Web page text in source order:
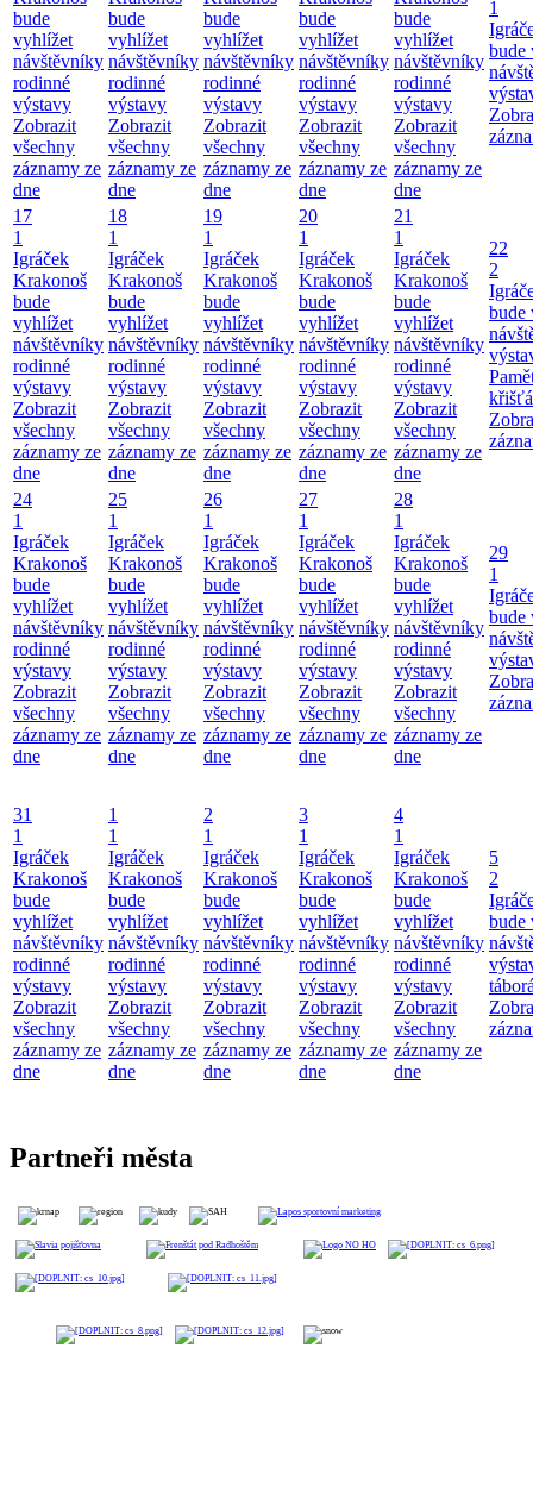
bude
vyhlížet
návštěvníky
rodinné
výstavy
Zobrazit
všechny
záznamy ze
dne
bude
vyhlížet
návštěvníky
rodinné
výstavy
Zobrazit
všechny
záznamy ze
dne
bude
vyhlížet
návštěvníky
rodinné
výstavy
Zobrazit
všechny
záznamy ze
dne
bude
vyhlížet
návštěvníky
rodinné
výstavy
Zobrazit
všechny
záznamy ze
dne
bude
vyhlížet
návštěvníky
rodinné
výstavy
Zobrazit
všechny
záznamy ze
dne
1
bude
17
1
Igráček
Krakonoš
bude
vyhlížet
návštěvníky
rodinné
výstavy
Zobrazit
všechny
záznamy ze
dne
18
1
Igráček
Krakonoš
bude
vyhlížet
návštěvníky
rodinné
výstavy
Zobrazit
všechny
záznamy ze
dne
19
1
Igráček
Krakonoš
bude
vyhlížet
návštěvníky
rodinné
výstavy
Zobrazit
všechny
záznamy ze
dne
20
1
Igráček
Krakonoš
bude
vyhlížet
návštěvníky
rodinné
výstavy
Zobrazit
všechny
záznamy ze
dne
21
1
Igráček
Krakonoš
bude
vyhlížet
návštěvníky
rodinné
výstavy
Zobrazit
všechny
záznamy ze
dne
22
2
bude
24
1
Igráček
Krakonoš
bude
vyhlížet
návštěvníky
rodinné
výstavy
Zobrazit
všechny
záznamy ze
dne
25
1
Igráček
Krakonoš
bude
vyhlížet
návštěvníky
rodinné
výstavy
Zobrazit
všechny
záznamy ze
dne
26
1
Igráček
Krakonoš
bude
vyhlížet
návštěvníky
rodinné
výstavy
Zobrazit
všechny
záznamy ze
dne
27
1
Igráček
Krakonoš
bude
vyhlížet
návštěvníky
rodinné
výstavy
Zobrazit
všechny
záznamy ze
dne
28
1
Igráček
Krakonoš
bude
vyhlížet
návštěvníky
rodinné
výstavy
Zobrazit
všechny
záznamy ze
dne
29
1
bude
31
1
Igráček
Krakonoš
bude
vyhlížet
návštěvníky
rodinné
výstavy
Zobrazit
všechny
záznamy ze
dne
1
1
Igráček
Krakonoš
bude
vyhlížet
návštěvníky
rodinné
výstavy
Zobrazit
všechny
záznamy ze
dne
2
1
Igráček
Krakonoš
bude
vyhlížet
návštěvníky
rodinné
výstavy
Zobrazit
všechny
záznamy ze
dne
3
1
Igráček
Krakonoš
bude
vyhlížet
návštěvníky
rodinné
výstavy
Zobrazit
všechny
záznamy ze
dne
4
1
Igráček
Krakonoš
bude
vyhlížet
návštěvníky
rodinné
výstavy
Zobrazit
všechny
záznamy ze
dne
5
2
bude
Partneři města